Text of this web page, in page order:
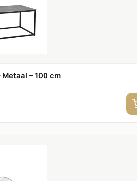
Metaal – 100 cm